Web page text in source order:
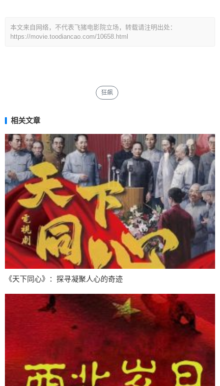
本文来自网络，不代表飞猪电影院立场，转载请注明出处：
https://movie.toodiancao.com/10658.html
狂飙
相关文章
《天下同心》：探寻凝聚人心的奇迹